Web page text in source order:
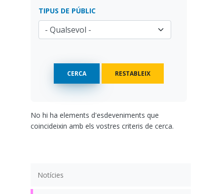
Notícies
TIPUS DE PÚBLIC
No hi ha elements d'esdeveniments que
coincideixin amb els vostres criteris de cerca.